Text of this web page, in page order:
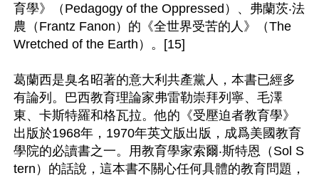
育學》（Pedagogy of the Oppressed）、弗蘭茨‧法
農（Frantz Fanon）的《全世界受苦的人》（The
Wretched of the Earth）。[15]
葛蘭西是臭名昭著的意大利共產黨人，本書已經多
有論列。巴西教育理論家弗雷勒崇拜列寧、毛澤
東、卡斯特羅和格瓦拉。他的《受壓迫者教育學》
出版於1968年，1970年英文版出版，成爲美國教育
學院的必讀書之一。用教育學家索爾‧斯特恩（Sol S
tern）的話說，這本書不關心任何具體的教育問題，